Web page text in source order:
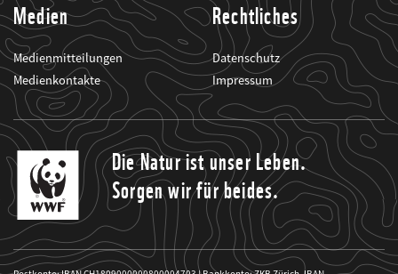
Medien
Medienmitteilungen
Medienkontakte
Rechtliches
Datenschutz
Impressum
Die Natur ist unser Leben.
Sorgen wir für beides.